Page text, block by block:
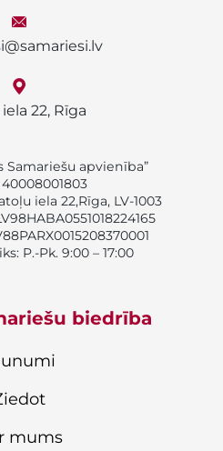
22, Rīga
Samariešu apvienība”
iela 22,Rīga, LV-1003
P.-Pk. 9:00 – 17:00
biedrība
mums